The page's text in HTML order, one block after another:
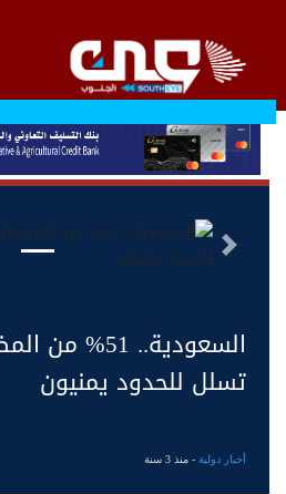
السابق
السعودية..
تسلل للحدود يمنيون
أخبار دولية- منذ 3 سنة